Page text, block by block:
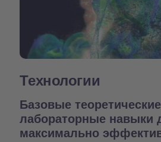
Технологии
Базовые
лабораторные навыки
максимально